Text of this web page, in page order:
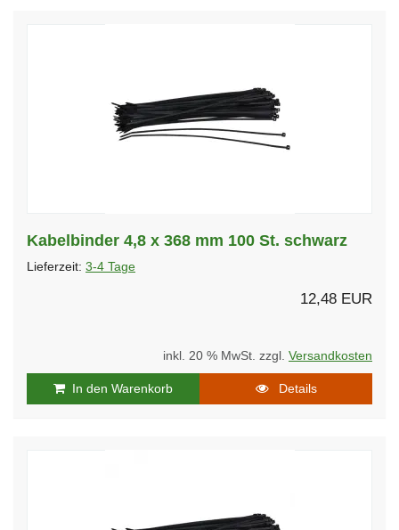
Kabelbinder 4,8 x 368 mm 100 St. schwarz
Lieferzeit: 3-4 Tage
12,48 EUR
inkl. 20 % MwSt. zzgl. Versandkosten
In den Warenkorb Details